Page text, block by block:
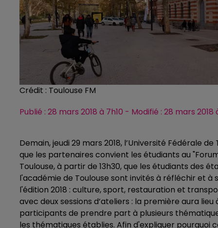
Crédit : Toulouse FM
Publié : 28 mars 2018 à 7h10 - Modifié : 28 mars 2018
Demain, jeudi 29 mars 2018, l’Université Fédérale
que les partenaires convient les étudiants au
Toulouse, à partir de 13h30, que les étudiants des
l'académie de Toulouse sont invités à réfléchir et
l'édition 2018 : culture, sport, restauration et
avec deux sessions d’ateliers : la première aura
participants de prendre part à plusieurs
les thématiques établies. Afin d'expliquer pourquoi